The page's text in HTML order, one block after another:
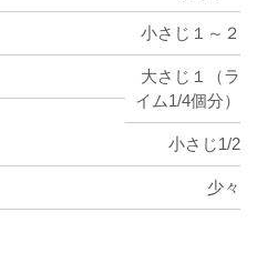
小さじ１～２
大さじ１（ラ
イム1/4個分）
小さじ1/2
少々